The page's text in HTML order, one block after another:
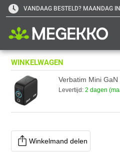
VANDAAG BESTELD? MAANDAG
WINKELWAGEN
Verbatim Mini
Levertijd: 2 dagen
Winkelmand delen